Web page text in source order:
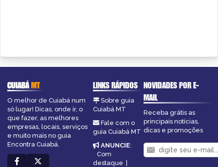
CUIABÁMT
O melhor de Cuiabá num
só lugar! Dicas, onde ir, o
que fazer, as melhores
empresas, locais, serviços
e muito mais no guia
Encontra Cuiabá.
LINKS RÁPIDOS
Sobre guia
Cuiabá MT
Fale com o
guia Cuiabá MT
ANUNCIE:
Com
destaque |
NOVIDADES POR E-
MAIL
Receba grátis as
principais notícias,
dicas e promoções